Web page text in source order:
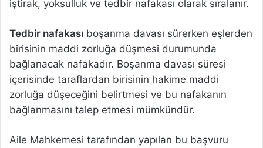
iştirak, yoksulluk ve tedbir nafakası olarak sıralanır.
Tedbir nafakası boşanma davası sürerken eşlerden
birisinin maddi zorluğa düşmesi durumunda
bağlanacak nafakadır. Boşanma davası süresi
içerisinde taraflardan birisinin hakime maddi
zorluğa düşeceğini belirtmesi ve bu nafakanın
bağlanmasını talep etmesi mümkündür.
Aile Mahkemesi tarafından yapılan bu başvuru